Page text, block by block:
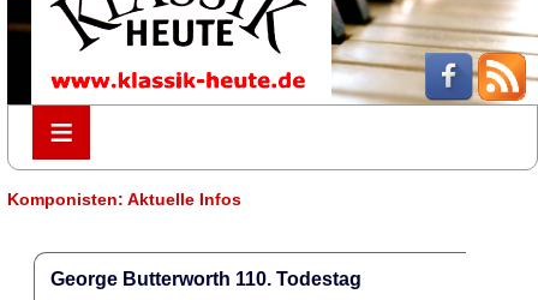
≡
≡
Komponisten: Aktuelle Infos
George Butterworth 110. Todestag